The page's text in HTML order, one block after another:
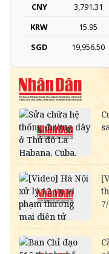
CNY
3,791.31
KRW
15.95
SGD
19,956.50
DKK
-
THB
SEK
SAR
-
RUB
NOK
-
MYR
KWD
CAD
18,203.66
CHF
31,660.01